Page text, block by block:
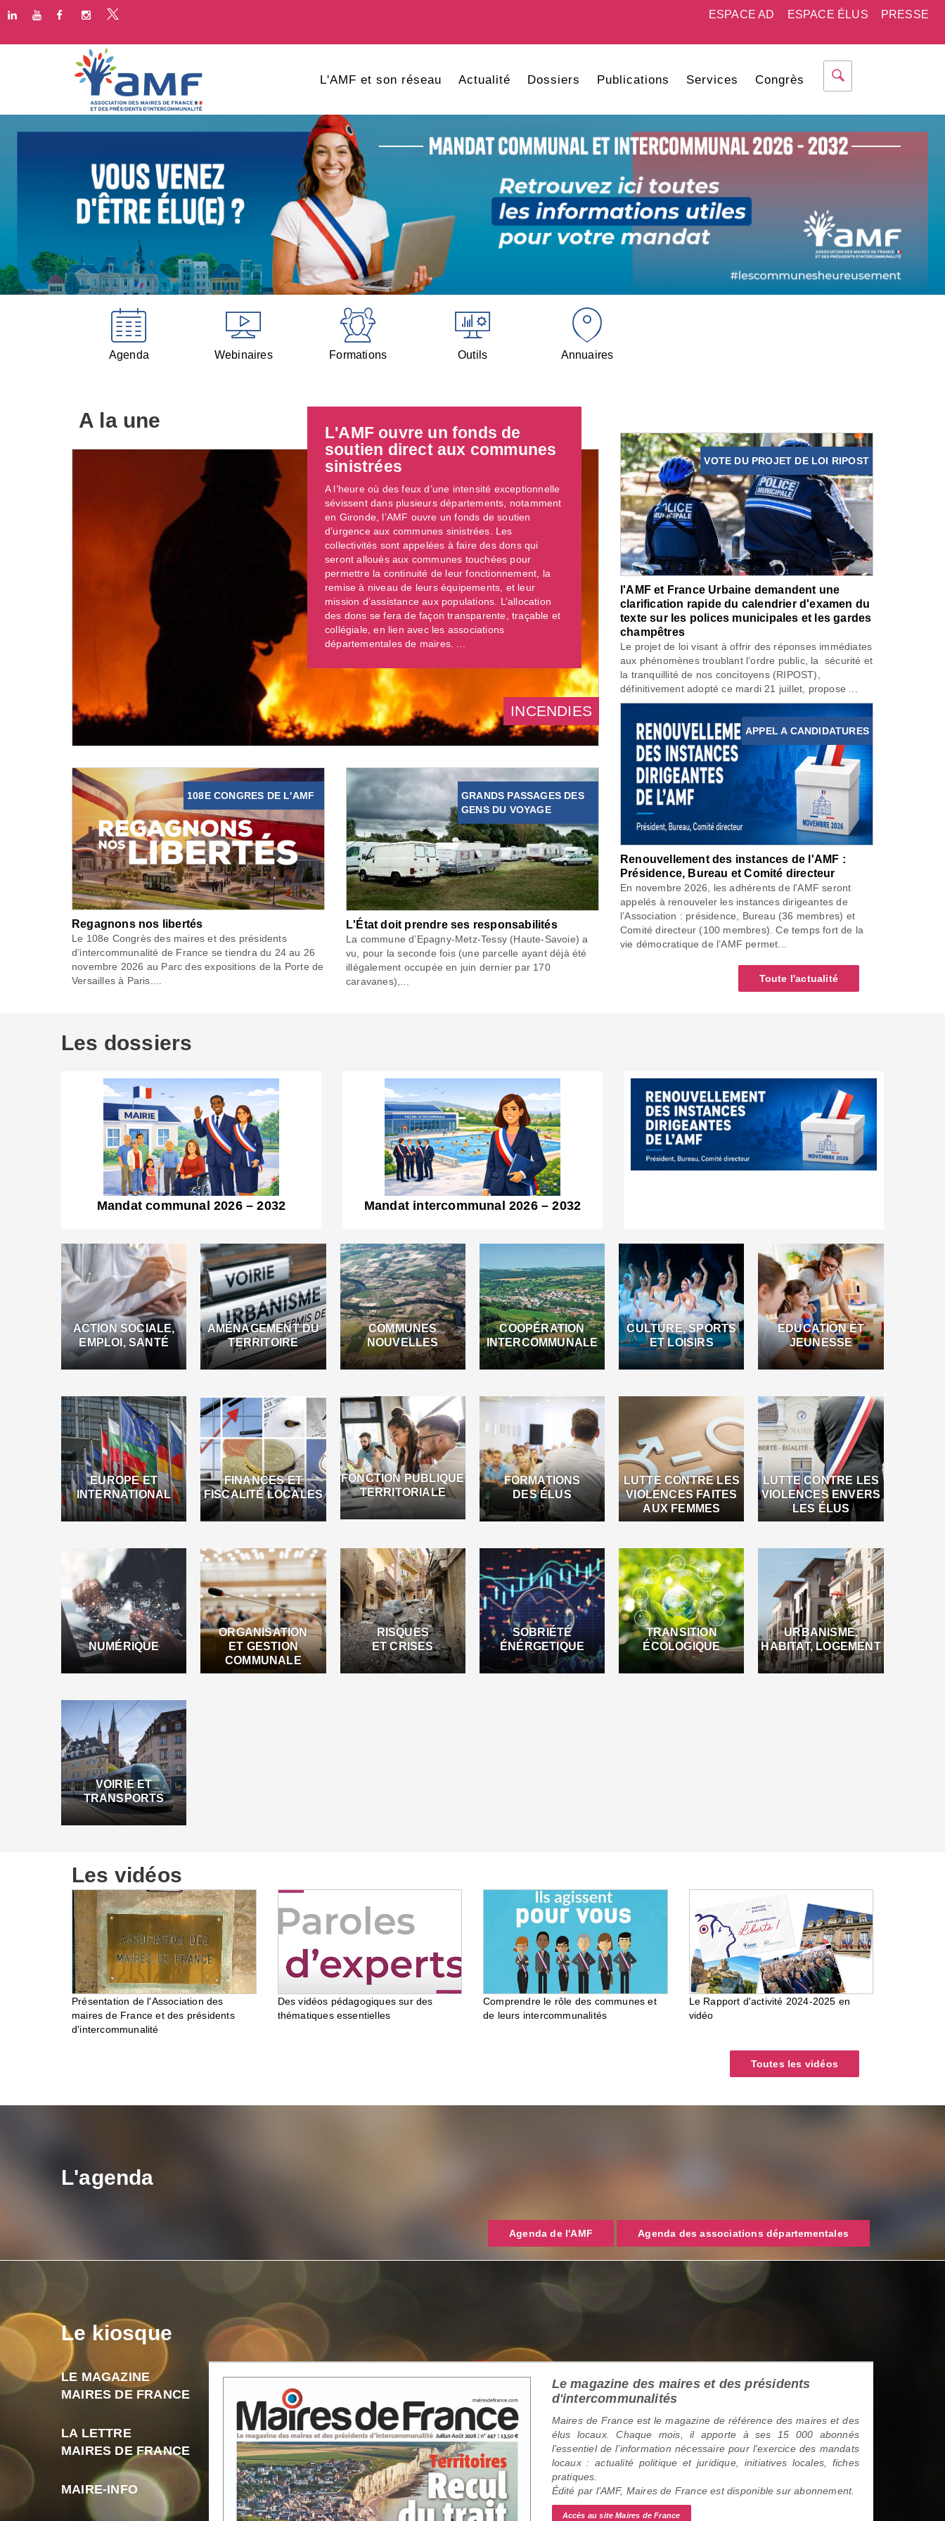
PRESSE
ESPACE ÉLUS
ESPACE AD
L'AMF et son réseau Actualité Dossiers Publications Services Congrès
Agenda Webinaires Formations Outils Annuaires
A la une
L'AMF ouvre un fonds de
soutien direct aux communes
sinistrées
A l’heure où des feux d’une intensité exceptionnelle
sévissent dans plusieurs départements, notamment
en Gironde, l’AMF ouvre un fonds de soutien
d’urgence aux communes sinistrées. Les
collectivités sont appelées à faire des dons qui
seront alloués aux communes touchées pour
permettre la continuité de leur fonctionnement, la
remise à niveau de leurs équipements, et leur
mission d’assistance aux populations. L’allocation
des dons se fera de façon transparente, traçable et
collégiale, en lien avec les associations
départementales de maires. ...
INCENDIES
108E CONGRES DE L'AMF
Regagnons nos libertés
Le 108e Congrès des maires et des présidents
d’intercommunalité de France se tiendra du 24 au 26
novembre 2026 au Parc des expositions de la Porte de
Versailles à Paris....
GRANDS PASSAGES DES
GENS DU VOYAGE
L'État doit prendre ses responsabilités
La commune d’Epagny-Metz-Tessy (Haute-Savoie) a
vu, pour la seconde fois (une parcelle ayant déjà été
illégalement occupée en juin dernier par 170
caravanes),...
VOTE DU PROJET DE LOI RIPOST
l'AMF et France Urbaine demandent une
clarification rapide du calendrier d'examen du
texte sur les polices municipales et les gardes
champêtres
Le projet de loi visant à offrir des réponses immédiates
aux phénomènes troublant l’ordre public, la sécurité et
la tranquillité de nos concitoyens (RIPOST),
définitivement adopté ce mardi 21 juillet, propose ...
APPEL A CANDIDATURES
Renouvellement des instances de l'AMF :
Présidence, Bureau et Comité directeur
En novembre 2026, les adhérents de l'AMF seront
appelés à renouveler les instances dirigeantes de
l’Association : présidence, Bureau (36 membres) et
Comité directeur (100 membres). Ce temps fort de la
vie démocratique de l’AMF permet...
Toute l'actualité
Les dossiers
Mandat communal 2026 – 2032 Mandat intercommunal 2026 – 2032
ACTION SOCIALE,
EMPLOI, SANTÉ
AMÉNAGEMENT DU
TERRITOIRE
COMMUNES
NOUVELLES
COOPÉRATION
INTERCOMMUNALE
CULTURE, SPORTS
ET LOISIRS
EDUCATION ET
JEUNESSE
EUROPE ET
INTERNATIONAL
FINANCES ET
FISCALITÉ LOCALES
FONCTION PUBLIQUE
TERRITORIALE
FORMATIONS
DES ÉLUS
LUTTE CONTRE LES
VIOLENCES FAITES
AUX FEMMES
LUTTE CONTRE LES
VIOLENCES ENVERS
LES ÉLUS
NUMÉRIQUE
ORGANISATION
ET GESTION
COMMUNALE
RISQUES
ET CRISES
SOBRIÉTÉ
ÉNÉRGETIQUE
TRANSITION
ÉCOLOGIQUE
URBANISME,
HABITAT, LOGEMENT
VOIRIE ET
TRANSPORTS
Les vidéos
Présentation de l'Association des
maires de France et des présidents
d'intercommunalité
Des vidéos pédagogiques sur des
thématiques essentielles
Comprendre le rôle des communes et
de leurs intercommunalités
Le Rapport d'activité 2024-2025 en
vidéo
Toutes les vidéos
L'agenda
Agenda de l'AMF Agenda des associations départementales
Le kiosque
LE MAGAZINE
MAIRES DE FRANCE
LA LETTRE
MAIRES DE FRANCE
MAIRE-INFO
Le magazine des maires et des présidents
d'intercommunalités
Maires de France est le magazine de référence des maires et des
élus locaux. Chaque mois, il apporte à ses 15 000 abonnés
l’essentiel de l’information nécessaire pour l’exercice des mandats
locaux : actualité politique et juridique, initiatives locales, fiches
pratiques.
Édité par l’AMF, Maires de France est disponible sur abonnement.
Accès au site Maires de France